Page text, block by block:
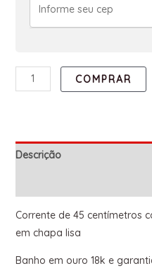
COMPRAR
Descrição
Corrente de 45 centímetros
em chapa lisa
Banho em ouro 18k e